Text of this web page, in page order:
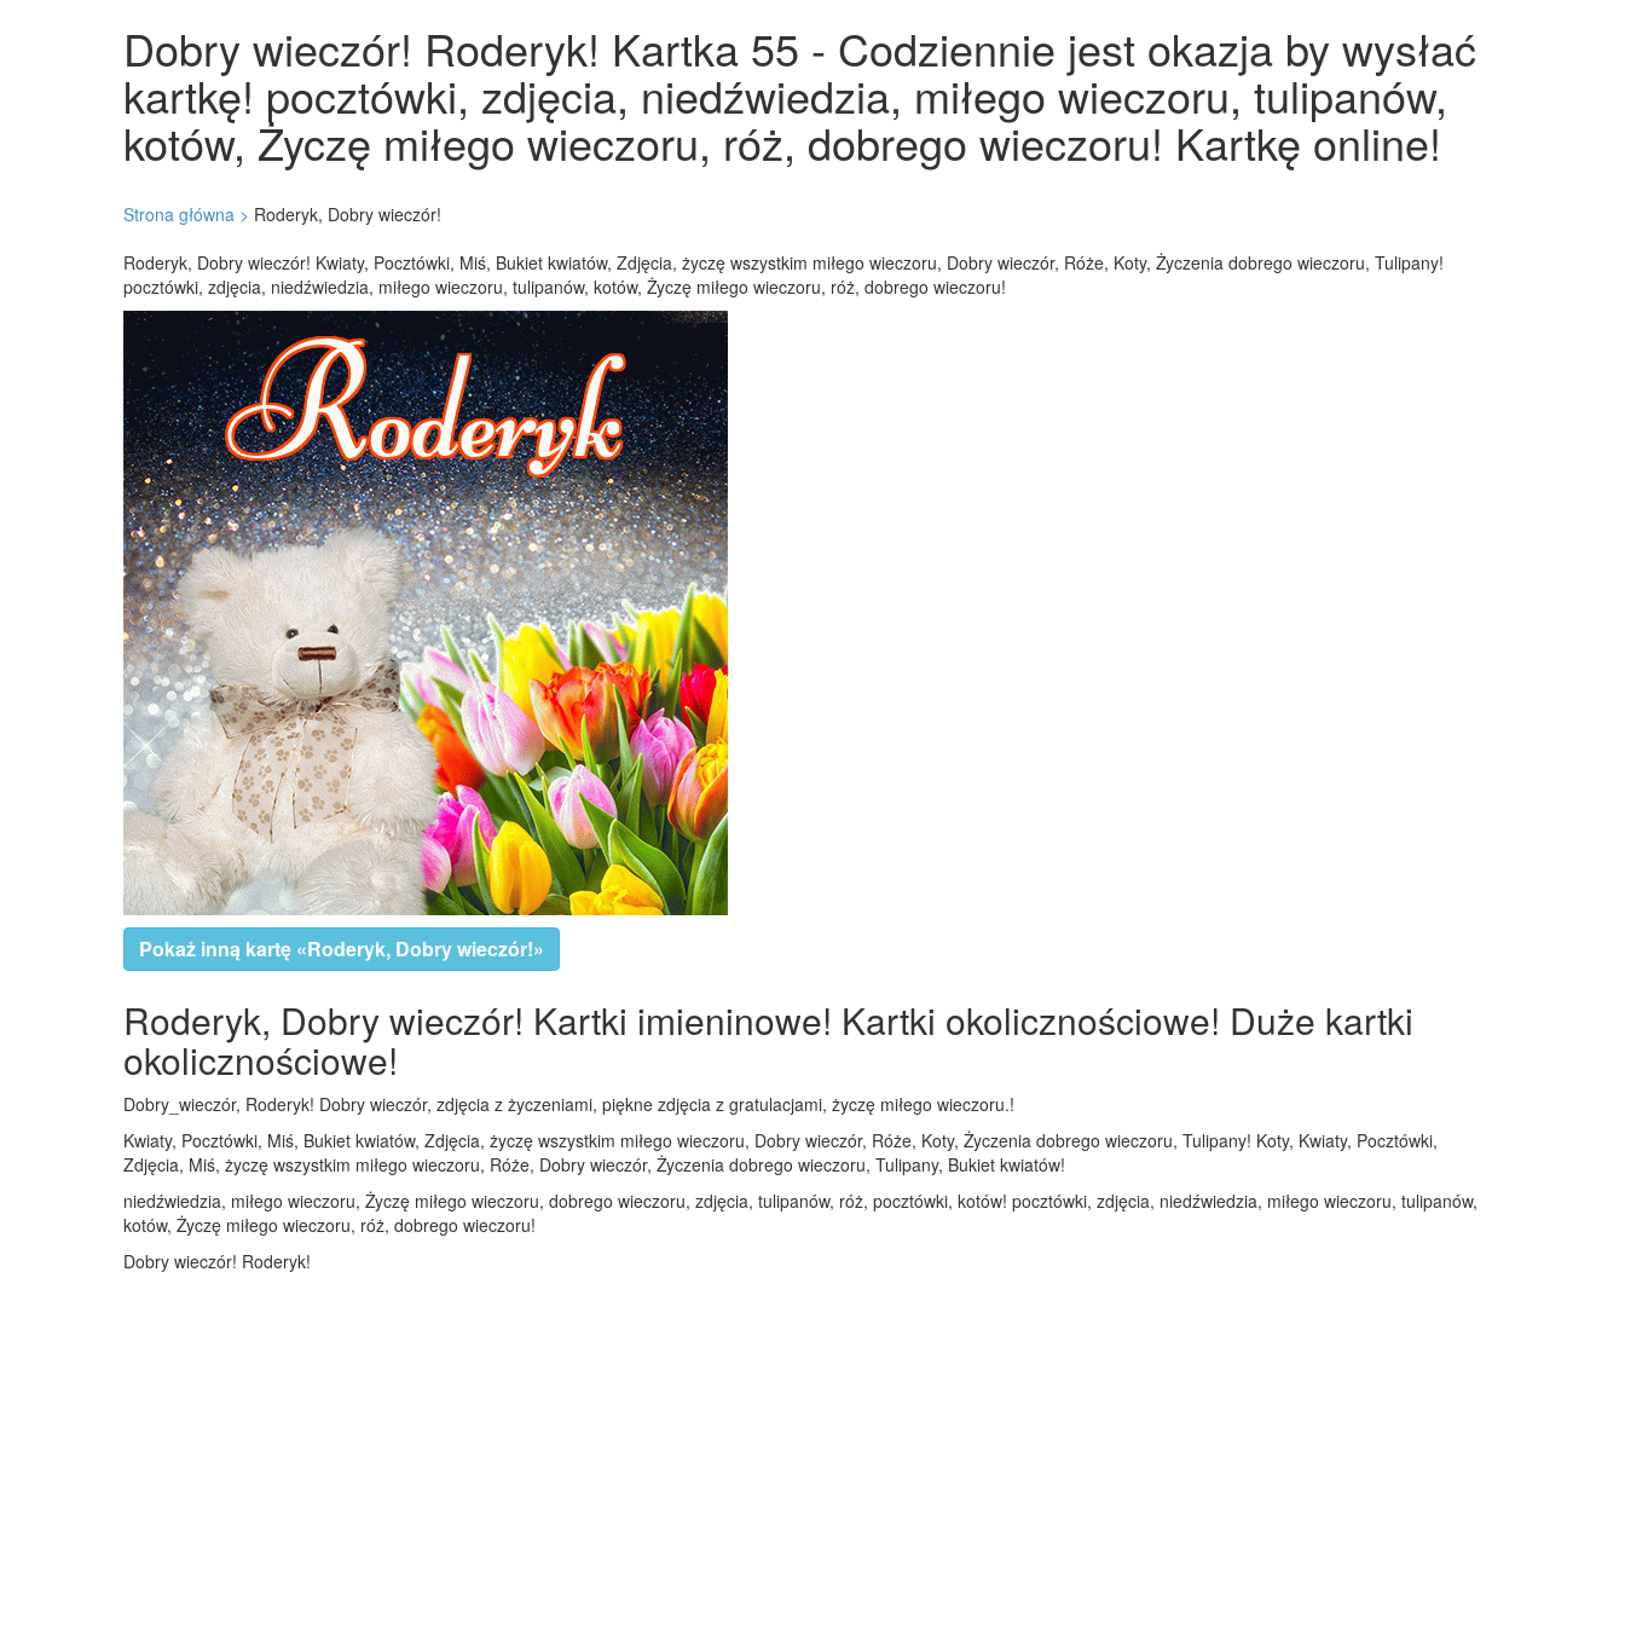
Dobry wieczór! Roderyk! Kartka 55 - Codziennie jest okazja by wysłać
kartkę! pocztówki, zdjęcia, niedźwiedzia, miłego wieczoru, tulipanów,
kotów, Życzę miłego wieczoru, róż, dobrego wieczoru! Kartkę online!
Strona główna > Roderyk, Dobry wieczór!
Roderyk, Dobry wieczór! Kwiaty, Pocztówki, Miś, Bukiet kwiatów, Zdjęcia, życzę wszystkim miłego wieczoru, Dobry wieczór, Róże, Koty, Życzenia dobrego wieczoru, Tulipany!
pocztówki, zdjęcia, niedźwiedzia, miłego wieczoru, tulipanów, kotów, Życzę miłego wieczoru, róż, dobrego wieczoru!
Pokaż inną kartę «Roderyk, Dobry wieczór!»
Roderyk, Dobry wieczór! Kartki imieninowe! Kartki okolicznościowe! Duże kartki
okolicznościowe!
Dobry_wieczór, Roderyk! Dobry wieczór, zdjęcia z życzeniami, piękne zdjęcia z gratulacjami, życzę miłego wieczoru.!
Kwiaty, Pocztówki, Miś, Bukiet kwiatów, Zdjęcia, życzę wszystkim miłego wieczoru, Dobry wieczór, Róże, Koty, Życzenia dobrego wieczoru, Tulipany! Koty, Kwiaty, Pocztówki,
Zdjęcia, Miś, życzę wszystkim miłego wieczoru, Róże, Dobry wieczór, Życzenia dobrego wieczoru, Tulipany, Bukiet kwiatów!
niedźwiedzia, miłego wieczoru, Życzę miłego wieczoru, dobrego wieczoru, zdjęcia, tulipanów, róż, pocztówki, kotów! pocztówki, zdjęcia, niedźwiedzia, miłego wieczoru, tulipanów,
kotów, Życzę miłego wieczoru, róż, dobrego wieczoru!
Dobry wieczór! Roderyk!